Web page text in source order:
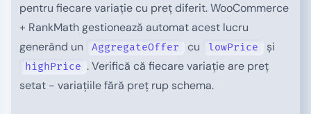
pentru fiecare variație cu preț diferit. WooCommerce
+ RankMath gestionează automat acest lucru
generând un
AggregateOffer cu lowPrice și
highPrice . Verifică că fiecare variație are preț
setat - variațiile fără preț rup schema.